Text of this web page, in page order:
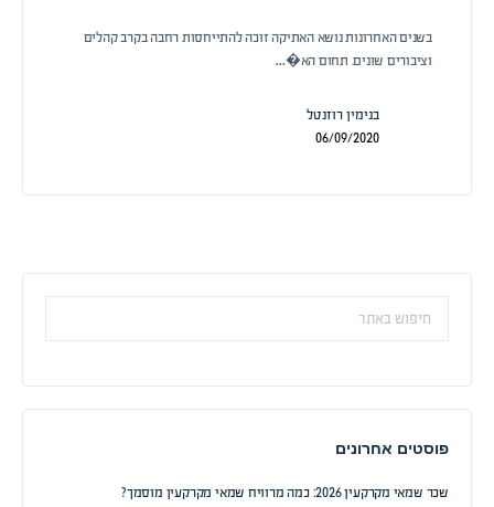
בשנים האחרונות נושא האתיקה זוכה להתייחסות רחבה בקרב קהלים
וציבורים שונים. תחום הא�…
בנימין רוזנטל
06/09/2020
פוסטים אחרונים
שכר שמאי מקרקעין 2026: כמה מרוויח שמאי מקרקעין מוסמך?